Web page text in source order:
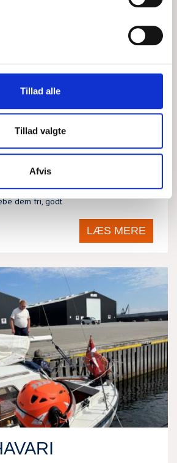
Tillad alle
Tillad valgte
Afvis
PÅ GRUND
21:23
til havaristen fik de en trosse
dem fri, godt
LÆS MERE